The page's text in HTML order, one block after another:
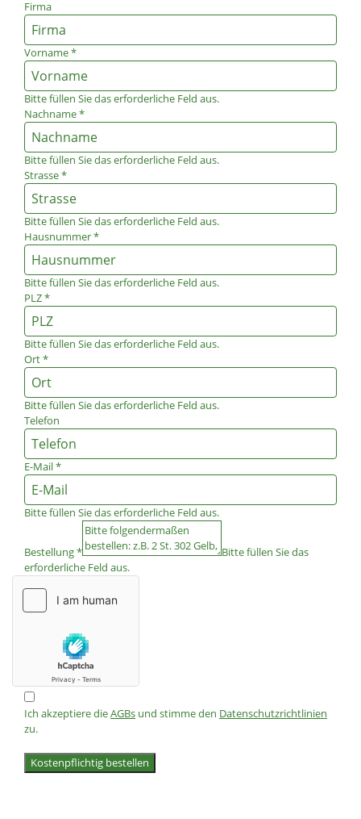
Firma
Vorname*
Bitte füllen Sie das erforderliche Feld aus.
Nachname*
Bitte füllen Sie das erforderliche Feld aus.
Strasse*
Bitte füllen Sie das erforderliche Feld aus.
Hausnummer*
Bitte füllen Sie das erforderliche Feld aus.
PLZ*
Bitte füllen Sie das erforderliche Feld aus.
Ort*
Bitte füllen Sie das erforderliche Feld aus.
Telefon
E-Mail*
Bitte füllen Sie das erforderliche Feld aus.
Bestellung*
Bitte füllen Sie das
erforderliche Feld aus.
Ich akzeptiere dieAGBs und stimme den Datenschutzrichtlinien
zu.
Kostenpflichtig bestellen